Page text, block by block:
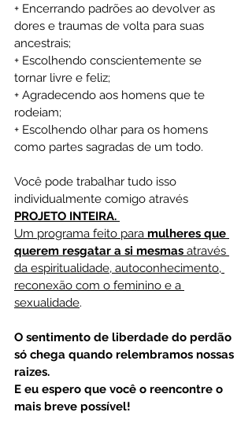
+ Encerrando padrões ao devolver as
dores e traumas de volta para suas
ancestrais;
+ Escolhendo conscientemente se
tornar livre e feliz;
+ Agradecendo aos homens que te
rodeiam;
+ Escolhendo olhar para os homens
como partes sagradas de um todo.
Você pode trabalhar tudo isso
individualmente comigo através
PROJETO INTEIRA.
Um programa feito para mulheres que
querem resgatar a si mesmas através
da espiritualidade, autoconhecimento,
reconexão com o feminino e a
sexualidade.
O sentimento de liberdade do perdão
só chega quando relembramos nossas
raizes.
E eu espero que você o reencontre o
mais breve possível!